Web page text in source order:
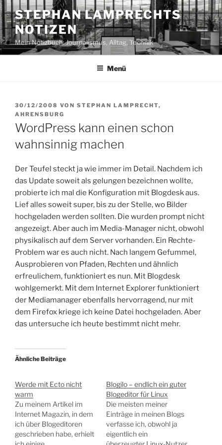
Zum
Inhalt
springen
STEPHAN LAMPRECHTS
NOTIZEN
Mein Notizbuch: Journalismus, Alltag, Technik
Menü
VERÖFFENTLICHT
AM
30/12/2008 VON STEPHAN LAMPRECHT,
AHRENSBURG
WordPress kann einen schon
wahnsinnig machen
Der Teufel steckt ja wie immer im Detail. Nachdem ich
das Update soweit als gelungen bezeichnen wollte,
probierte ich mal die Konfiguration mit Blogdesk aus.
Lief alles soweit super, bis zu der Stelle, wo Bilder
hochgeladen werden sollten. Die wurden prompt nicht
angezeigt. Aber auch im Media-Manager nicht, obwohl
physikalisch auf dem Server vorhanden. Ein Rechte-
Problem war es auch nicht. Nach langem Gefummel,
Ausprobieren von Pfaden, Rechten und ähnlich
erfreulichem, funktioniert es nun. Mit Blogdesk
wohlgemerkt. Mit dem Internet Explorer funktioniert
der Mediamanager ebenfalls hervorragend, nur mit
dem Firefox kriege ich keine Datei hochgeladen. Aber
das untersuche ich heute bestimmt nicht mehr.
Ähnliche Beiträge
Werde mit Ecto nicht
warm
Zu meinem Artikel im
Internet Magazin, in dem
ich über Blogeditoren
geschrieben habe, erhielt
Blogilo – endlich ein guter
Blogeditor für Linux
Die meisten meiner
Einträge in meinen Blogs
verfasse ich, obwohl ja
eigentlich ein